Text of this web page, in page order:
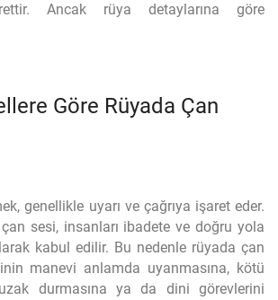
Ancak rüya detaylarına göre
Göre Rüyada Çan
genellikle uyarı ve çağrıya işaret eder.
sesi, insanları ibadete ve doğru yola
kabul edilir. Bu nedenle rüyada çan
manevi anlamda uyanmasına, kötü
uzak durmasına ya da dini görevlerini